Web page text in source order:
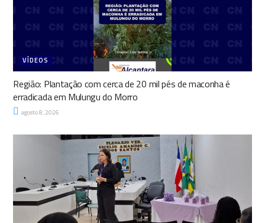
VÍDEOS
Região: Plantação com cerca de 20 mil pés de maconha é
erradicada em Mulungu do Morro
agosto 8, 2026